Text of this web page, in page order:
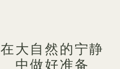
在大自然的宁静
中做好准备